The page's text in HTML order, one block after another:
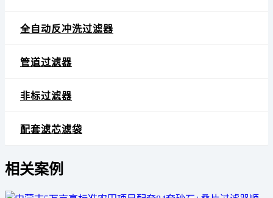
全自动反冲洗过滤器
管道过滤器
非标过滤器
配套滤芯滤袋
相关案例